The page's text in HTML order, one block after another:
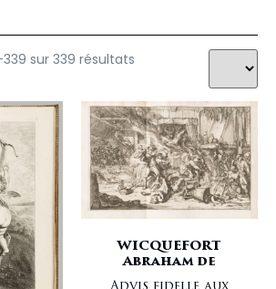
LACLOS Piere-Ambroise-François
Etienne Bonnot de
de
siècle
siècle
siècle
siècle
sur 339 résultats
WICQUEFORT
Abraham de